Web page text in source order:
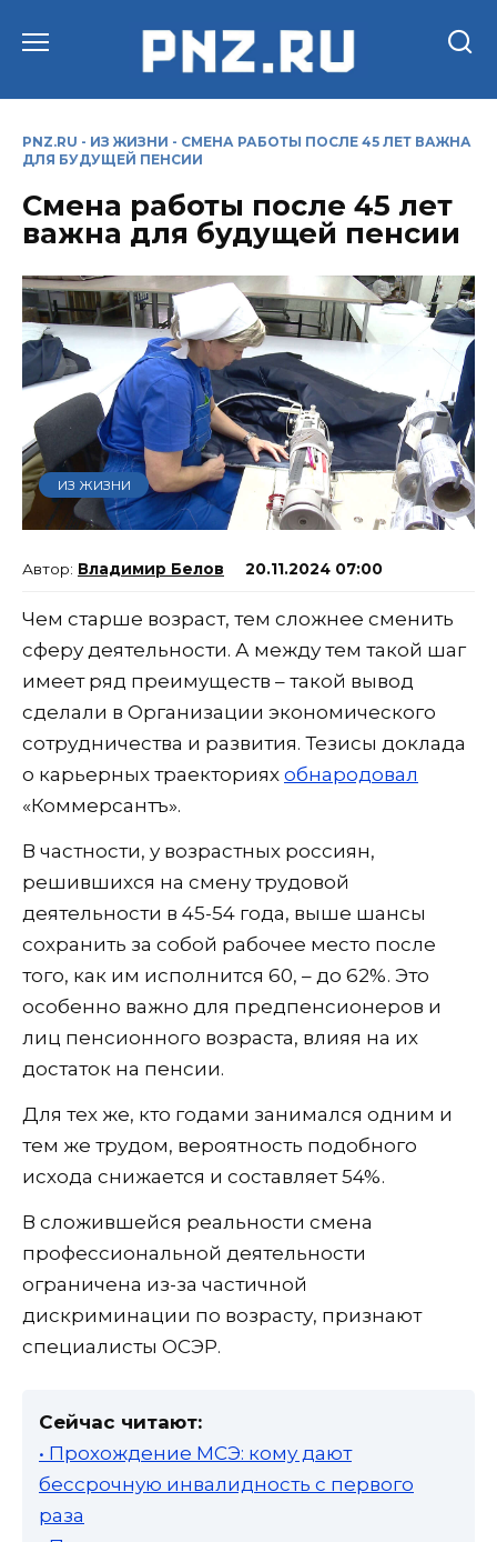
PNZ.RU - ИЗ ЖИЗНИ - СМЕНА РАБОТЫ ПОСЛЕ 45 ЛЕТ ВАЖНА
ДЛЯ БУДУЩЕЙ ПЕНСИИ
Смена работы после 45 лет
важна для будущей пенсии
ИЗ ЖИЗНИ
Владимир Белов 20.11.2024 07:00
Чем старше возраст, тем сложнее сменить
сферу деятельности. А между тем такой шаг
имеет ряд преимуществ – такой вывод
сделали в Организации экономического
сотрудничества и развития. Тезисы доклада
о карьерных траекториях обнародовал
«Коммерсантъ».
В частности, у возрастных россиян,
решившихся на смену трудовой
деятельности в 45-54 года, выше шансы
сохранить за собой рабочее место после
того, как им исполнится 60, – до 62%. Это
особенно важно для предпенсионеров и
лиц пенсионного возраста, влияя на их
достаток на пенсии.
Для тех же, кто годами занимался одним и
тем же трудом, вероятность подобного
исхода снижается и составляет 54%.
В сложившейся реальности смена
профессиональной деятельности
ограничена из-за частичной
дискриминации по возрасту, признают
специалисты ОСЭР.
Сейчас читают:
• Прохождение МСЭ: кому дают
бессрочную инвалидность с первого
раза